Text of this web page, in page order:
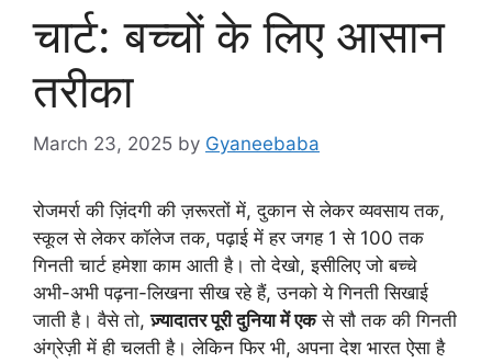
चार्ट: बच्चों के लिए आसान
तरीका
March 23, 2025 by Gyaneebaba
रोजमर्रा की ज़िंदगी की ज़रूरतों में, दुकान से लेकर व्यवसाय तक,
स्कूल से लेकर कॉलेज तक, पढ़ाई में हर जगह 1 से 100 तक
गिनती चार्ट हमेशा काम आती है। तो देखो, इसीलिए जो बच्चे
अभी-अभी पढ़ना-लिखना सीख रहे हैं, उनको ये गिनती सिखाई
जाती है। वैसे तो,ज़्यादातर पूरी दुनिया में एकसे सौ तक की गिनती
अंग्रेज़ी में ही चलती है। लेकिन फिर भी, अपना देश भारत ऐसा है